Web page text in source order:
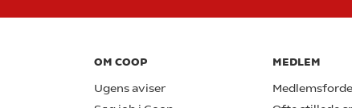
OM COOP
Ugens aviser
MEDLEM